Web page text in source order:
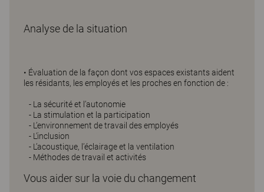
Analyse de la situation
• Évaluation de la façon dont vos espaces existants aident
les résidants, les employés et les proches en fonction de :
- La sécurité et l’autonomie
- La stimulation et la participation
- L’environnement de travail des employés
- L’inclusion
- L’acoustique, l’éclairage et la ventilation
- Méthodes de travail et activités
Vous aider sur la voie du changement